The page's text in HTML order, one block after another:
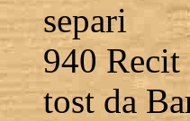
separi
940 Recit
tost da